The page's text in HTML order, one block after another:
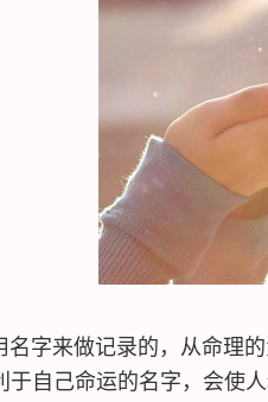
来做记录的，从命理的
于自己命运的名字，会使